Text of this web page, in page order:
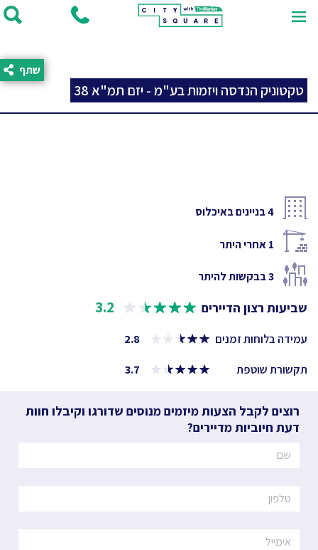
טקטוניק הנדסה ויזמות בע"מ - יזם תמ"א 38
שתף
4בניינים באיכלוס
1אחרי היתר
3בבקשות להיתר
שביעות רצון הדיירים 3.2
עמידה בלוחות זמנים
2.8
תקשורת שוטפת
3.7
רוצים לקבל הצעות מיזמים מנוסים שדורגו וקיבלו חוות
דעת חיוביות מדיירים?